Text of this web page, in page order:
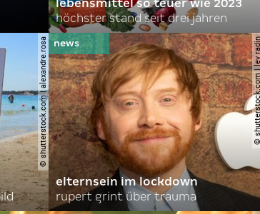
lebensmittel so teuer wie 2023
höchster stand seit drei jahren
© shutterstock.com | alexandre.rosa ©
elternsein im lockdown
rupert grint über trauma